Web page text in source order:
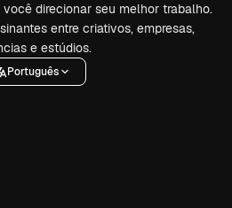
direcionar seu melhor trabalho.
entre criativos, empresas,
e estúdios.
Português